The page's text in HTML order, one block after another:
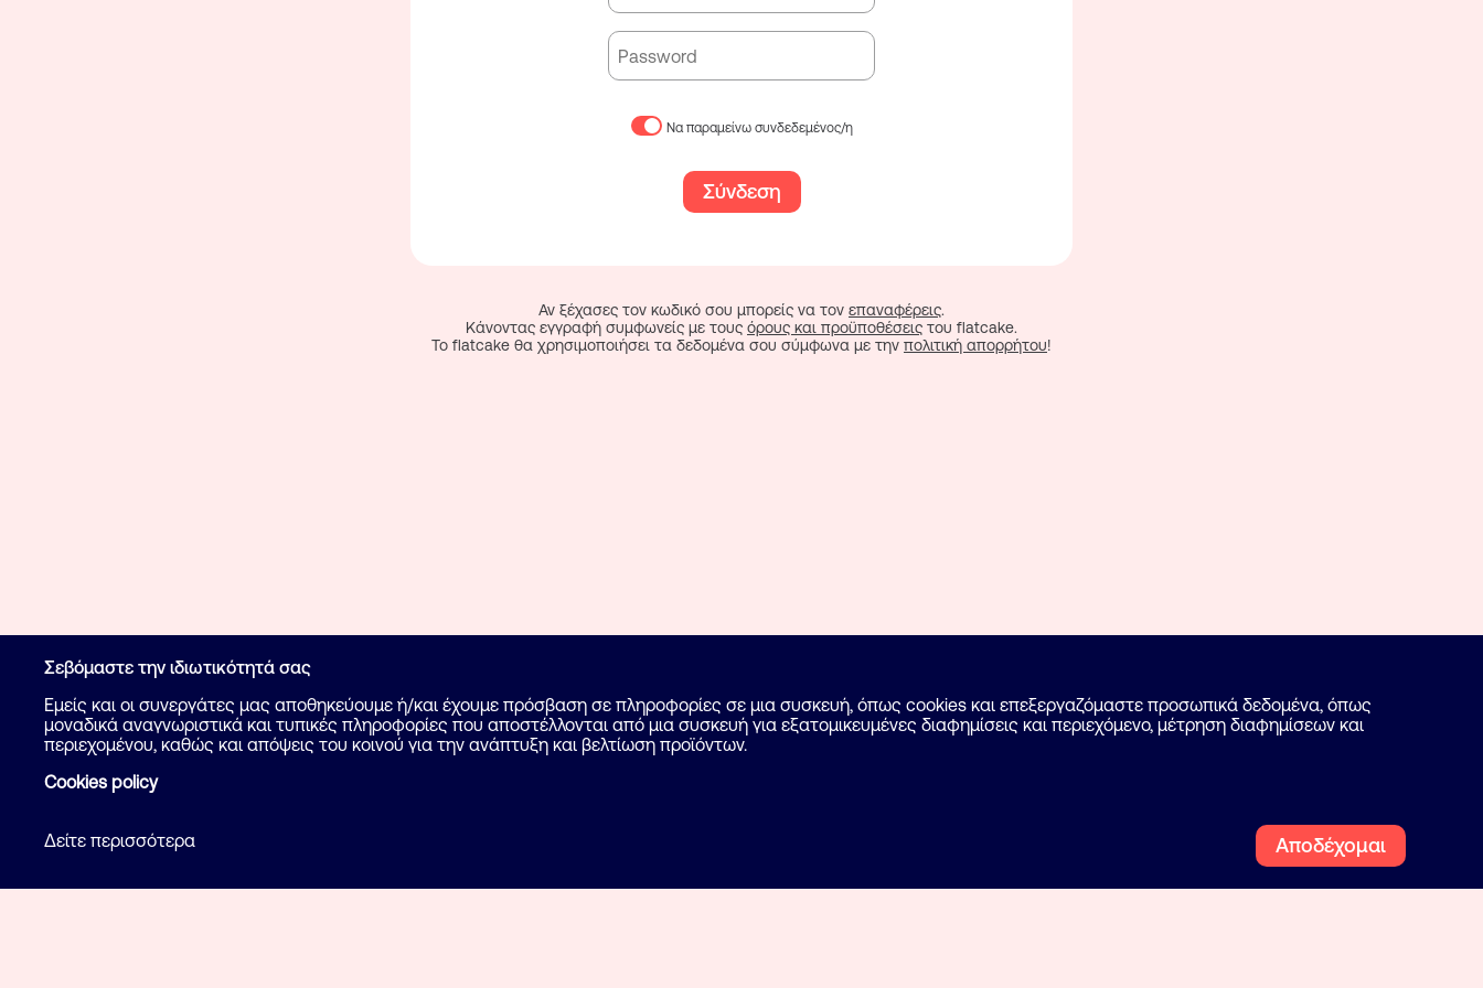
Να παραμείνω συνδεδεμένος/η
Σύνδεση
Αν ξέχασες τον κωδικό σου μπορείς να τον επαναφέρεις.
Κάνοντας εγγραφή συμφωνείς με τους όρους και προϋποθέσεις του flatcake.
To flatcake θα χρησιμοποιήσει τα δεδομένα σου σύμφωνα με την πολιτική απορρήτου!
Σεβόμαστε την ιδιωτικότητά σας
Εμείς και οι συνεργάτες μας αποθηκεύουμε ή/και έχουμε πρόσβαση σε πληροφορίες σε μια συσκευή, όπως cookies και επεξεργαζόμαστε προσωπικά δεδομένα, όπως
μοναδικά αναγνωριστικά και τυπικές πληροφορίες που αποστέλλονται από μια συσκευή για εξατομικευμένες διαφημίσεις και περιεχόμενο, μέτρηση διαφημίσεων και
περιεχομένου, καθώς και απόψεις του κοινού για την ανάπτυξη και βελτίωση προϊόντων.
Cookies policy
Δείτε περισσότερα Αποδέχομαι